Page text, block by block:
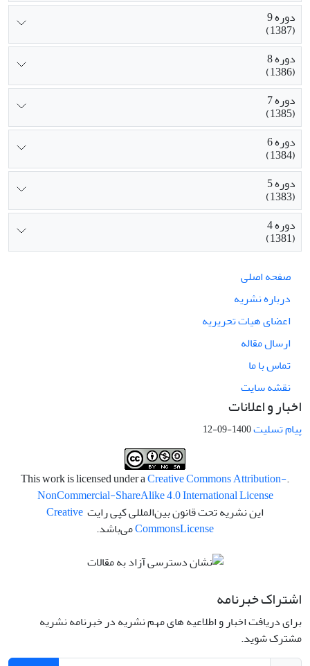
دوره 9
(1387)
دوره 8
(1386)
دوره 7
(1385)
دوره 6
(1384)
دوره 5
(1383)
دوره 4
(1381)
صفحه اصلی
درباره نشریه
اعضای هیات تحریریه
ارسال مقاله
تماس با ما
نقشه سایت
اخبار و اعلانات
پیام تسلیت1400-09-12
.This work is licensed under a
Creative Commons Attribution-
NonCommercial-ShareAlike 4.0 International License
این نشریه تحت قانون بین‌المللی کپی رایت Creative
CommonsLicense می‌باشد.
اشتراک خبرنامه
برای دریافت اخبار و اطلاعیه های مهم نشریه در خبرنامه نشریه
مشترک شوید.